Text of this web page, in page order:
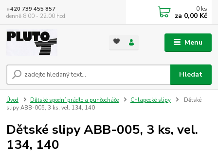
Menu
Hledat
+420 739 455 857
denně 8.00 - 22.00 hod.
0 ks
za 0,00 Kč
Úvod Dětské spodní prádlo a punčocháče Chlapecké slipy
Dětské
slipy ABB-005, 3 ks, vel. 134, 140
Dětské slipy ABB-005, 3 ks, vel.
134, 140